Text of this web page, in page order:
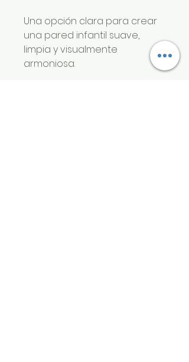
Una opción clara para crear
una pared infantil suave,
limpia y visualmente
armoniosa.